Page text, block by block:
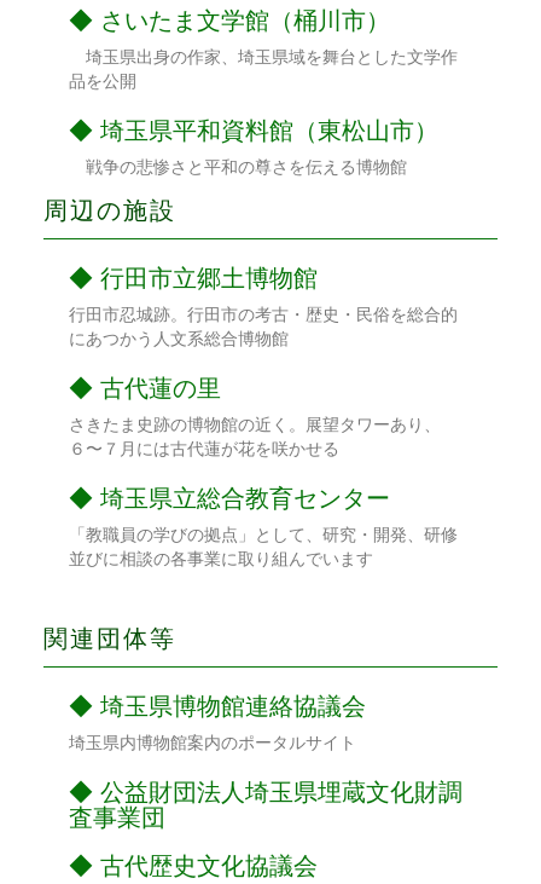
さいたま文学館（桶川市）
埼玉県出身の作家、埼玉県域を舞台とした文学作
品を公開
埼玉県平和資料館（東松山市）
戦争の悲惨さと平和の尊さを伝える博物館
周辺の施設
行田市立郷土博物館
行田市忍城跡。行田市の考古・歴史・民俗を総合的
にあつかう人文系総合博物館
古代蓮の里
さきたま史跡の博物館の近く。展望タワーあり、
６〜７月には古代蓮が花を咲かせる
埼玉県立総合教育センター
「教職員の学びの拠点」として、研究・開発、研修
並びに相談の各事業に取り組んでいます
関連団体等
埼玉県博物館連絡協議会
埼玉県内博物館案内のポータルサイト
公益財団法人埼玉県埋蔵文化財調
査事業団
古代歴史文化協議会